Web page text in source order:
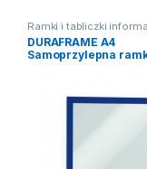
Ramki i tabliczki
DURAFRAME A4
Samoprzylepna
granatowa 2 szt